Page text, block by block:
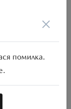
2 397.73
×
помилка.